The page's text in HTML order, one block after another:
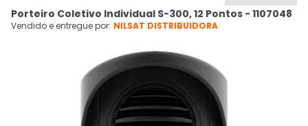
Cupons
Ativar tradutor em libras
CADASTRE-SE
Porteiro Coletivo Individual S-300, 12 Pontos - 1107048
Vendido e entregue por: NILSAT DISTRIBUIDORA